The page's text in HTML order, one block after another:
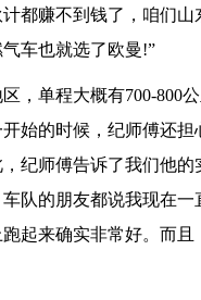
都赚不到钱了，咱们
车也就选了欧曼!”
，单程大概有700-800
始的时候，纪师傅还
纪师傅告诉了我们他
队的朋友都说我现在
起来确实非常好。而